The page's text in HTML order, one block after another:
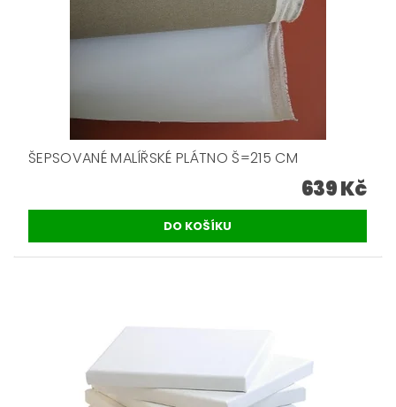
ŠEPSOVANÉ MALÍŘSKÉ PLÁTNO Š=215 CM
639 Kč